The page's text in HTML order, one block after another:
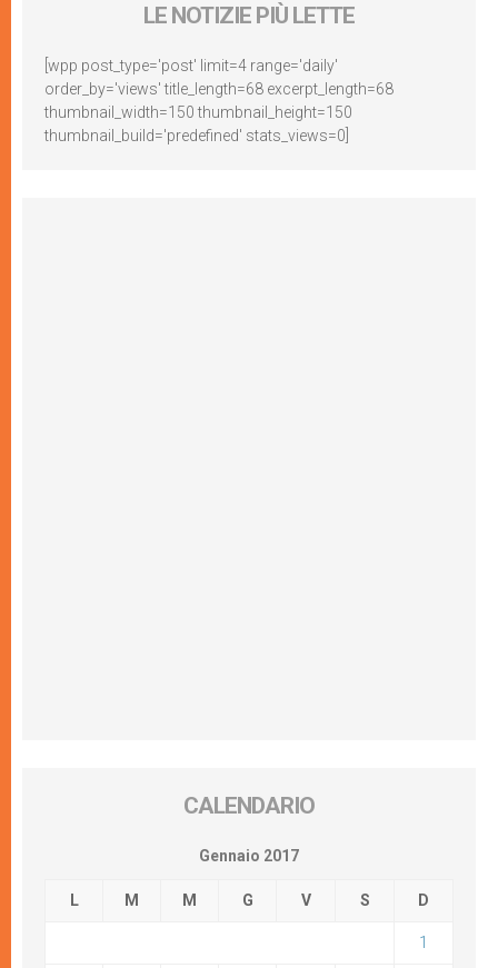
LE NOTIZIE PIÙ LETTE
[wpp post_type='post' limit=4 range='daily'
order_by='views' title_length=68 excerpt_length=68
thumbnail_width=150 thumbnail_height=150
thumbnail_build='predefined' stats_views=0]
CALENDARIO
Gennaio 2017
L M M G V S D
1